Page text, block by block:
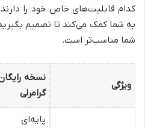
کدام قابلیت‌های خاص خود را
به شما کمک می‌کند تا تصمیم
شما مناسب‌تر است.
ویژگی
نسخه
گرامرلی
پایه‌ای